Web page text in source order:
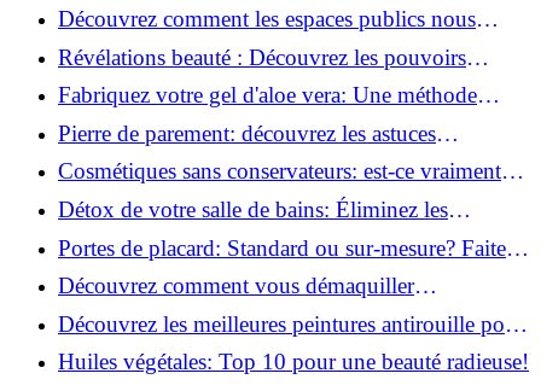
Naturelle avec le Concombre !
Découvrez comment les espaces publics nous
incitent à être plus actifs : Révélations surprenantes!
Révélations beauté : Découvrez les pouvoirs
insoupçonnés du concombre!
Fabriquez votre gel d'aloe vera: Une méthode
simple et rapide à la maison!
Pierre de parement: découvrez les astuces
infaillibles pour un nettoyage parfait!
Cosmétiques sans conservateurs: est-ce vraiment
possible?
Détox de votre salle de bains: Éliminez les
ingrédients nocifs dès maintenant!
Portes de placard: Standard ou sur-mesure? Faites
le meilleur choix!
Découvrez comment vous démaquiller
naturellement: Astuces et secrets révélés!
Découvrez les meilleures peintures antirouille pour
le fer: Top 12 analysé!
Huiles végétales: Top 10 pour une beauté radieuse!